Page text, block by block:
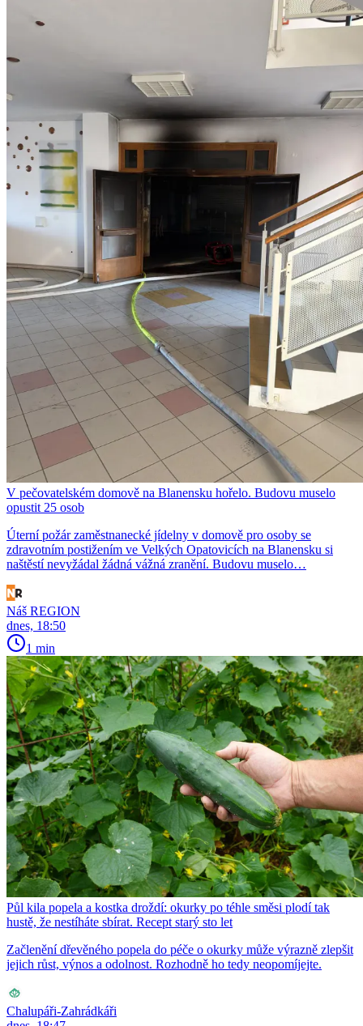
V pečovatelském domově na Blanensku hořelo. Budovu muselo
opustit 25 osob
Úterní požár zaměstnanecké jídelny v domově pro osoby se
zdravotním postižením ve Velkých Opatovicích na Blanensku si
naštěstí nevyžádal žádná vážná zranění. Budovu muselo…
Náš REGION
dnes, 18:50
1 min
Půl kila popela a kostka droždí: okurky po téhle směsi plodí tak
hustě, že nestíháte sbírat. Recept starý sto let
Začlenění dřevěného popela do péče o okurky může výrazně zlepšit
jejich růst, výnos a odolnost. Rozhodně ho tedy neopomíjejte.
Chalupáři-Zahrádkáři